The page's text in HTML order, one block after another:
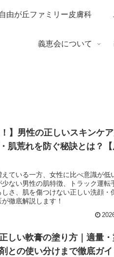
自由が丘ファミリー皮膚科
義恵会について
】男性の正しいスキンケ
肌荒れを防ぐ秘訣とは？
ている一方、女性に比べ意識が低
ない男性の肌特徴、トラック運転
さ、肌を傷つけない正しい洗顔・
徹底解説します！
しい軟膏の塗り方｜適量・
との使い分けまで徹底ガイ